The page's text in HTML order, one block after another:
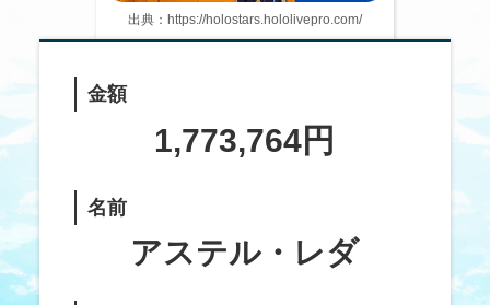
出典：https://holostars.hololivepro.com/
金額
1,773,764円
名前
アステル・レダ